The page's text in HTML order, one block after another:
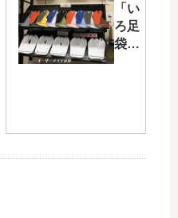
る・
そし
て孫
から
コ
「い
ろ足
袋」
と
袋」